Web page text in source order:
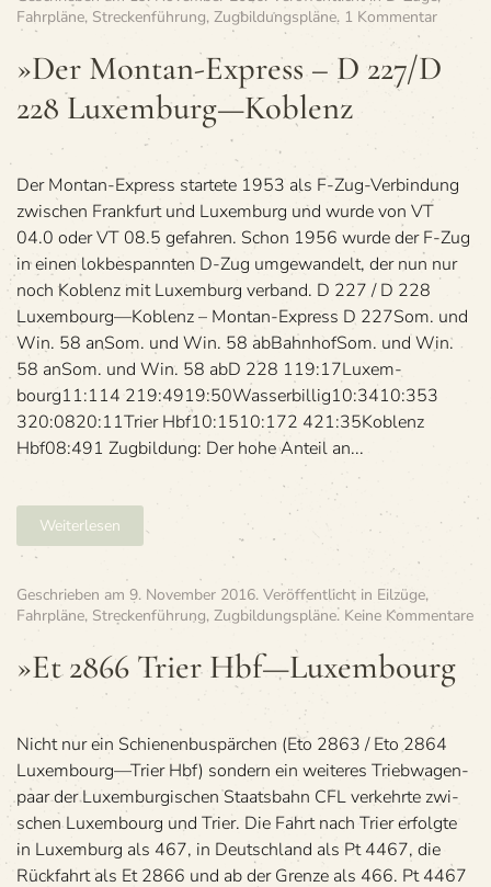
Fahrpläne, Streckenführung, Zugbildungspläne. 1 Kommentarzu
Mon­
tan-
»Der Mon­tan-Express – D 227/D
228 Luxemburg—Koblenz
Der Mon­tan-Express star­tete 1953 als F-Zug-Ver­bin­dung
zwi­schen Frank­furt und Luxem­burg und wurde von VT
04.0 oder VT 08.5 gefah­ren. Schon 1956 wurde der F-Zug
in einen lok­be­spann­ten D-Zug umge­wan­delt, der nun nur
noch Koblenz mit Luxem­burg verband. D 227 / D 228
Luxembourg—Koblenz – Montan-Express D 227Som. und
Win. 58 anSom. und Win. 58 abBahn­hofSom. und Win.
58 anSom. und Win. 58 abD 228 119:17Luxem­
bourg11:114 219:4919:50Was­ser­bil­lig10:3410:353
320:0820:11Trier Hbf10:1510:172 421:35Koblenz
Hbf08:491 Zug­bil­dung: Der hohe Anteil an...
Weiterlesen
Geschrieben am 9. November 2016. Veröffentlicht in Eilzüge,
Fahrpläne, Streckenführung, Zugbildungspläne. Keine Kommentarezu
»Et 2866 Trier Hbf—Luxembourg
Nicht nur ein Schie­nen­bus­pär­chen (Eto 2863 / Eto 2864
Luxembourg—Trier Hbf) son­dern ein wei­te­res Trieb­wa­gen­
paar der Luxem­bur­gi­schen Staats­bahn CFL ver­kehrte zwi­
schen Luxem­bourg und Trier. Die Fahrt nach Trier erfolgte
in Luxem­burg als 467, in Deutsch­land als Pt 4467, die
Rück­fahrt als Et 2866 und ab der Grenze als 466. Pt 4467